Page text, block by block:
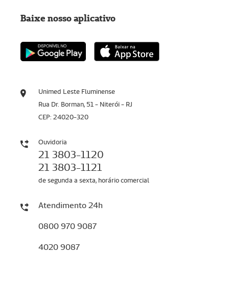
Unimed Leste Fluminense
Rua Dr. Borman, 51 - Niterói - RJ
CEP: 24020-320
Ouvidoria
21 3803-1120
21 3803-1121
de segunda a sexta, horário comercial
Atendimento 24h
0800 970 9087
4020 9087
Baixe nosso aplicativo